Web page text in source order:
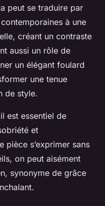
peut se traduire par
à une
créant un contraste
aussi un rôle de
un élégant foulard
une tenue
de style.
est essentiel de
et
pièce s’exprimer sans
on peut aisément
synonyme de grâce